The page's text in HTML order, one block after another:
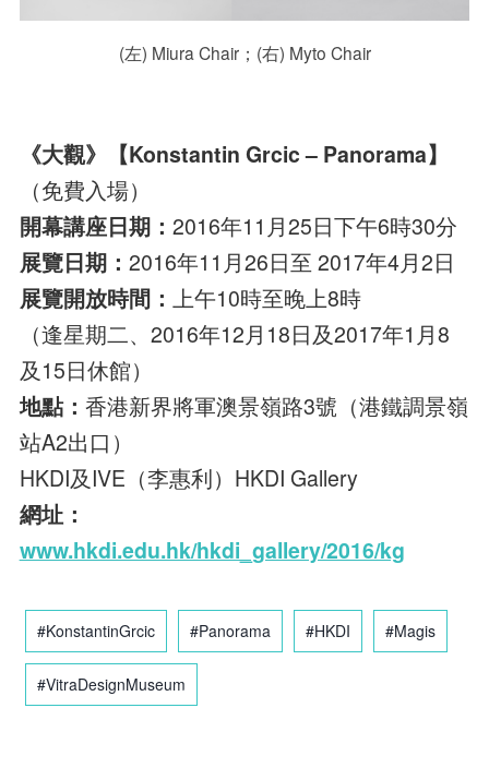
(左) Miura Chair；(右) Myto Chair
《大觀》【Konstantin Grcic – Panorama】
（免費入場）
開幕講座日期： 2016年11月25日下午6時30分
展覽日期： 2016年11月26日至 2017年4月2日
展覽開放時間： 上午10時至晚上8時
（逢星期二、2016年12月18日及2017年1月8
及15日休館）
地點： 香港新界將軍澳景嶺路3號（港鐵調景嶺
站A2出口）
HKDI及IVE（李惠利）HKDI Gallery
網址：
www.hkdi.edu.hk/hkdi_gallery/2016/kg
#KonstantinGrcic #Panorama #HKDI #Magis
#VitraDesignMuseum